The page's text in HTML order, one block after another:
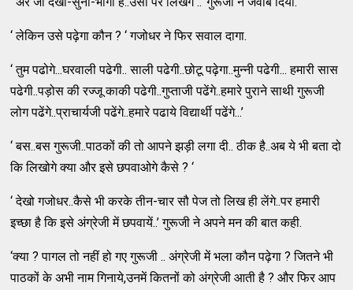
‘ लेकिन उसे पढ़ेगा कौन ? ‘ गजोधर ने फिर सवाल दागा.
‘ तुम पढोगे...घरवाली पढेगी.. साली पढेगी..छोटू पढ़ेगा..मुन्नी पढेगी... हमारी सास
पढेगी..पड़ोस की रज्जू काकी पढेगी..गुप्ताजी पढेंगे..हमारे पुराने साथी गुरूजी
लोग पढेंगे..प्राचार्यजी पढेंगे..हमारे पढाये विद्यार्थी पढेंगे...’
‘ बस..बस गुरूजी..पाठकों की तो आपने झड़ी लगा दी.. ठीक है..अब ये भी बता दो
कि लिखोगे क्या और इसे छपवाओगे कैसे ? ‘
‘ देखो गजोधर..कैसे भी करके तीन-चार सौ पेज तो लिख ही लेंगे..पर हमारी
इच्छा है कि इसे अंग्रेजी में छपवायें..’ गुरूजी ने अपने मन की बात कही.
‘क्या ? पागल तो नहीं हो गए गुरूजी .. अंग्रेजी में भला कौन पढ़ेगा ? जितने भी
पाठकों के अभी नाम गिनाये,उनमें कितनों को अंग्रेजी आती है ? और फिर आप